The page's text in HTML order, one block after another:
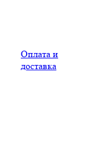
Оплата и
доставка